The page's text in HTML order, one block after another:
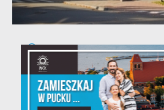
20 - 08 - 2026
Teatralne lato -
kolorowo